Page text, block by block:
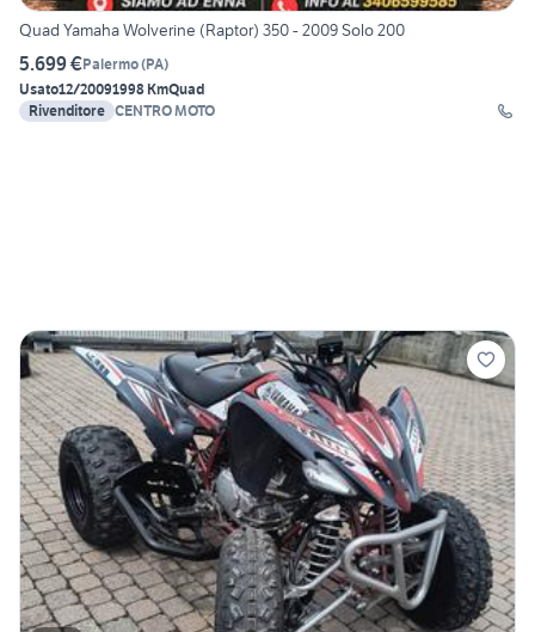
Quad Yamaha Wolverine (Raptor) 350 - 2009 Solo 200
5.699 €Palermo(PA)
Usato12/20091998 KmQuad
Rivenditore CENTRO MOTO